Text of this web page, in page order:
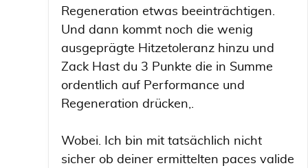
Regeneration etwas beeinträchtigen.
Und dann kommt noch die wenig
ausgeprägte Hitzetoleranz hinzu und
Zack Hast du 3 Punkte die in Summe
ordentlich auf Performance und
Regeneration drücken,.
Wobei. Ich bin mit tatsächlich nicht
sicher ob deiner ermittelten paces valide